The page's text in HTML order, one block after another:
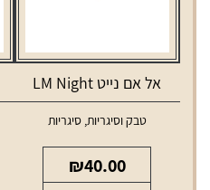
אל אם נייט LM Night
טבק וסיגריות,סיגריות
₪40.00